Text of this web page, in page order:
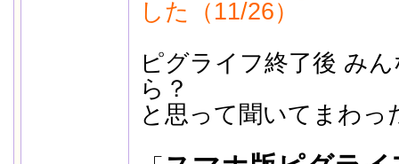
した（11/26）
ピグライフ終了後 み
ら？
と思って聞いてまわっ